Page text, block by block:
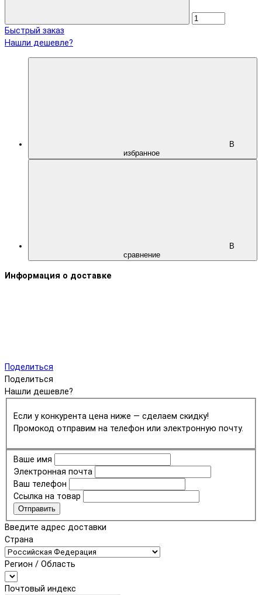
Быстрый заказ
Нашли дешевле?
В
избранное
В
сравнение
Информация о доставке
Поделиться
Поделиться
Нашли дешевле?
Если у конкурента цена ниже — сделаем скидку!
Промокод отправим на телефон или электронную почту.
Ваше имя
Электронная почта
Ваш телефон
Ссылка на товар
Отправить
Введите адрес доставки
Страна
Регион / Область
Почтовый индекс